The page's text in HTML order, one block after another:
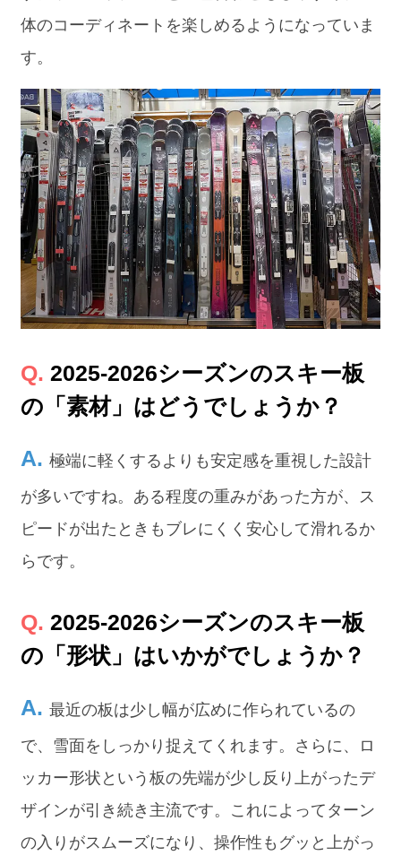
体のコーディネートを楽しめるようになっていま
す。
2025-2026シーズンのスキー板
の「素材」はどうでしょうか？
極端に軽くするよりも安定感を重視した設計
が多いですね。ある程度の重みがあった方が、ス
ピードが出たときもブレにくく安心して滑れるか
らです。
2025-2026シーズンのスキー板
の「形状」はいかがでしょうか？
最近の板は少し幅が広めに作られているの
で、雪面をしっかり捉えてくれます。さらに、ロ
ッカー形状という板の先端が少し反り上がったデ
ザインが引き続き主流です。これによってターン
の入りがスムーズになり、操作性もグッと上がっ